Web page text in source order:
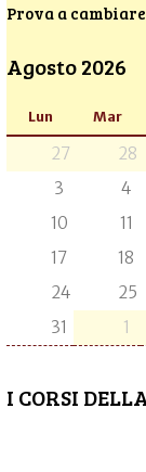
Prova a
Agosto 2026
Lun Mar
27 28
3
4
10
11
17
18
24
25
31
1
I CORSI